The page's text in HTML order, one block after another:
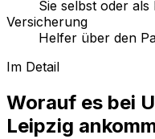
Sie selbst oder
Versicherung
Helfer über den
Im Detail
Worauf es bei
Leipzig